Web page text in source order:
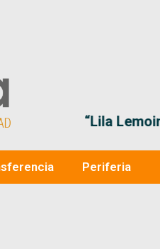
“Lila Lemoine nos
Periferia